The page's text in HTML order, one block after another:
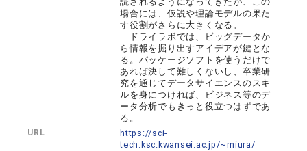
場合には、仮説や理論モデルの果た
す役割がさらに大きくなる。
ドライラボでは、ビッグデータか
ら情報を掘り出すアイデアが鍵とな
る。パッケージソフトを使うだけで
あれば決して難しくないし、卒業研
究を通じてデータサイエンスのスキ
ルを身につければ、ビジネス等のデ
ータ分析でもきっと役立つはずであ
る。
URL
https://sci-
tech.ksc.kwansei.ac.jp/~miura/